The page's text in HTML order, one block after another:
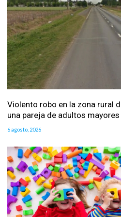
Violento robo en la zona rural
una pareja de adultos mayores
6 agosto, 2026